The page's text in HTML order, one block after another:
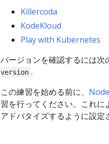
Killercoda
KodeKloud
Play with Kubernetes
バージョンを確認するには次
version .
この練習を始める前に、
習を行ってください。これ
アドバタイズするように設定